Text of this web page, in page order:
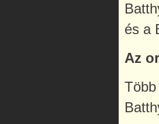
és a
Az